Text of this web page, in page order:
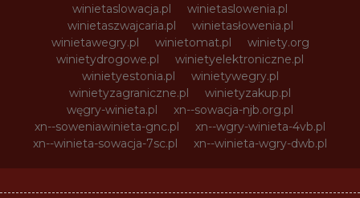
winietaslowacja.pl
winietaslowenia.pl
winietaszwajcaria.pl
winietasłowenia.pl
winietawegry.pl
winietomat.pl
winiety.org
winietydrogowe.pl
winietyelektroniczne.pl
winietyestonia.pl
winietywegry.pl
winietyzagraniczne.pl
winietyzakup.pl
węgry-winieta.pl
xn--sowacja-njb.org.pl
xn--soweniawinieta-gnc.pl
xn--wgry-winieta-4vb.pl
xn--winieta-sowacja-7sc.pl
xn--winieta-wgry-dwb.pl